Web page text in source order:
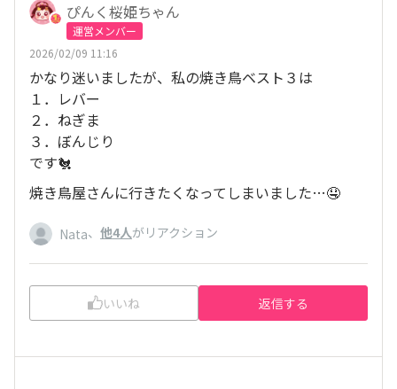
ぴんく桜姫ちゃん
運営メンバー
2026/02/09 11:16
かなり迷いましたが、私の焼き鳥ベスト３は
１．レバー
２．ねぎま
３．ぼんじり
です🐔
焼き鳥屋さんに行きたくなってしまいました…🤤
Nata、 他4人がリアクション
いいね 返信する